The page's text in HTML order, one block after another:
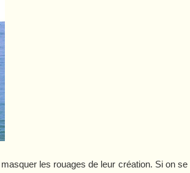
les rouages de leur création. Si on